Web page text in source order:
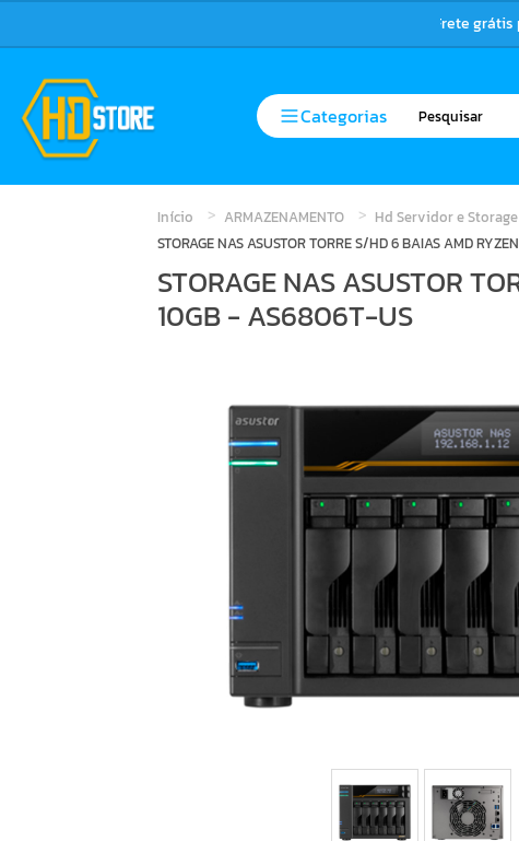
Frete
Categorias
Início ARMAZENAMENTO Hd Servidor e Storage
STORAGE NAS ASUSTOR TORRE S/HD 6 BAIAS AMD
STORAGE NAS ASUSTOR
10GB - AS6806T-US